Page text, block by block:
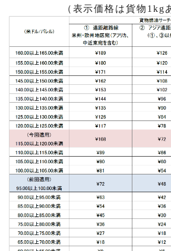
（表示価格は貨物1kgあ